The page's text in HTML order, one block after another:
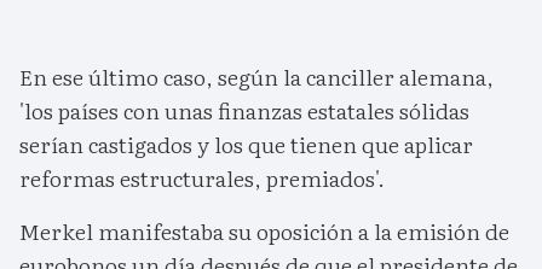
En ese último caso, según la canciller alemana,
'los países con unas finanzas estatales sólidas
serían castigados y los que tienen que aplicar
reformas estructurales, premiados'.
Merkel manifestaba su oposición a la emisión de